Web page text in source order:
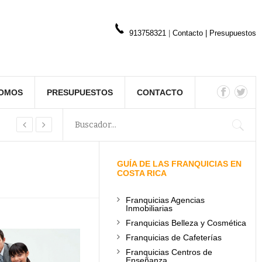
913758321 Contacto Presupuestos
PRESUPUESTOS CONTACTO
GUÍA DE LAS FRANQUICIAS EN
COSTA RICA
Franquicias Agencias
Inmobiliarias
Franquicias Belleza y Cosmética
Franquicias de Cafeterías
Franquicias Centros de